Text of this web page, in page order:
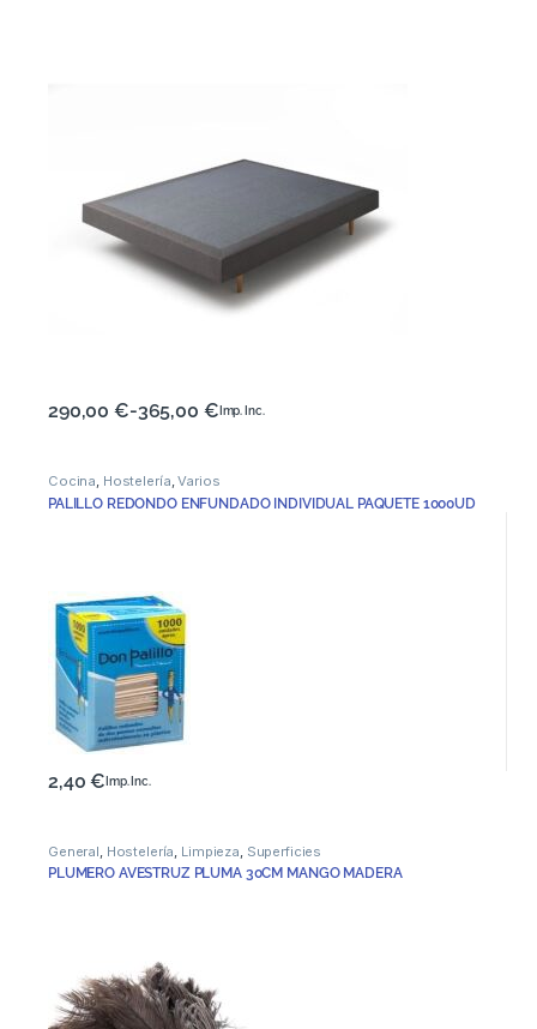
290,00€-365,00 € Imp. Inc.
Cocina Hostelería ,Varios
PALILLO REDONDO ENFUNDADO INDIVIDUAL PAQUETE 1000UD
2,40€ Imp. Inc.
General Hostelería Limpieza Superficies
PLUMERO AVESTRUZ PLUMA 30CM MANGO MADERA